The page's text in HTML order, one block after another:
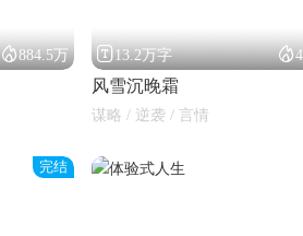
884.5万 13.2万字 
风雪沉晚霜
谋略 / 逆袭 / 言情
完结